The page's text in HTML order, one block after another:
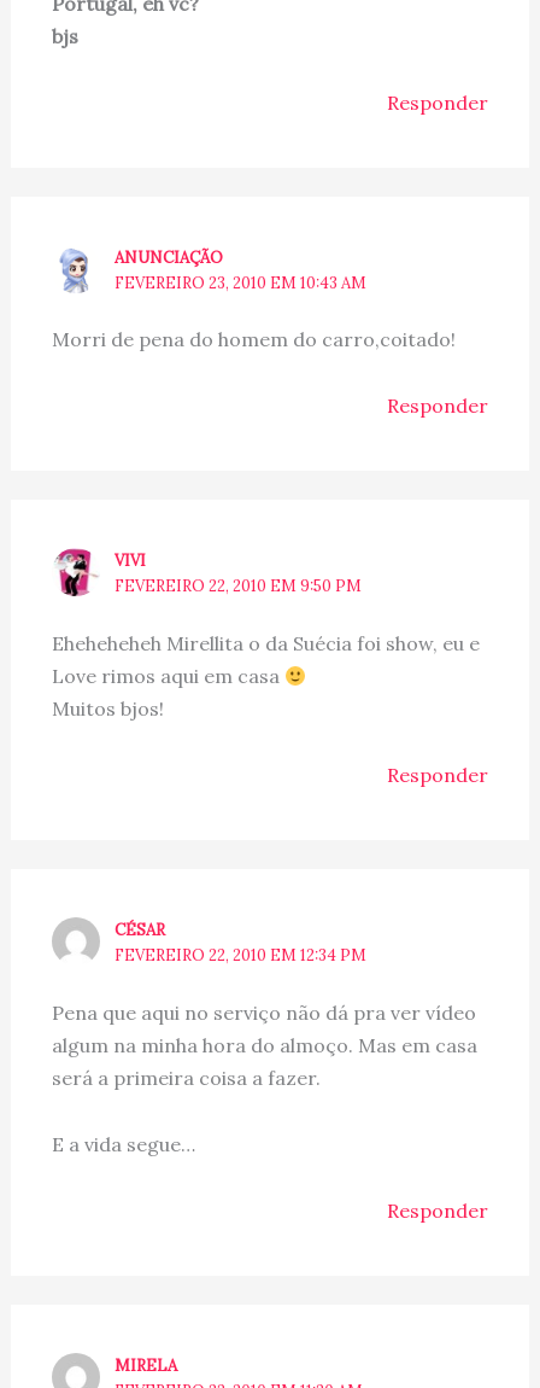
bjs
Responder
ANUNCIAÇÃO
FEVEREIRO 23, 2010 EM 10:43 AM
Morri de pena do homem do carro,coitado!
Responder
VIVI
FEVEREIRO 22, 2010 EM 9:50 PM
Eheheheheh Mirellita o da Suécia foi show, eu e
Love rimos aqui em casa
Muitos bjos!
Responder
CÉSAR
FEVEREIRO 22, 2010 EM 12:34 PM
Pena que aqui no serviço não dá pra ver vídeo
algum na minha hora do almoço. Mas em casa
será a primeira coisa a fazer.
E a vida segue…
Responder
MIRELA